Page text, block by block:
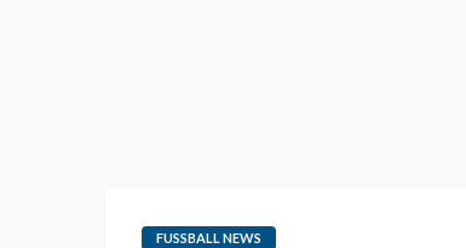
FUSSBALL NEWS